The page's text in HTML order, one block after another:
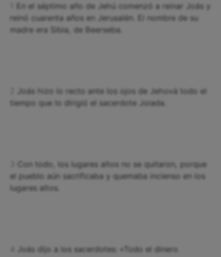
En el séptimo año de Jehú comenzó a reinar Joás y
reinó cuarenta años en Jerusalén. El nombre de su
madre era Sibia, de Beerseba.
Joás hizo lo recto ante los ojos de Jehová todo el
tiempo que lo dirigió el sacerdote Joiada.
Con todo, los lugares altos no se quitaron, porque
el pueblo aún sacrificaba y quemaba incienso en los
lugares altos.
Joás dijo a los sacerdotes: «Todo el dinero